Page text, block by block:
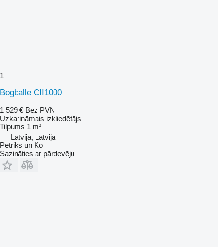
1
Bogballe CII1000
1 529 € Bez PVN
Uzkarināmais izkliedētājs
Tilpums 1 m³
Latvija, Latvija
Petriks un Ko
Sazināties ar pārdevēju